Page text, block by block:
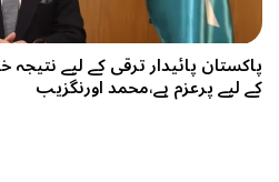
پاکستان پائیدار ترقی کے لیے
کے لیے پرعزم ہے،محمد اورنگزیب